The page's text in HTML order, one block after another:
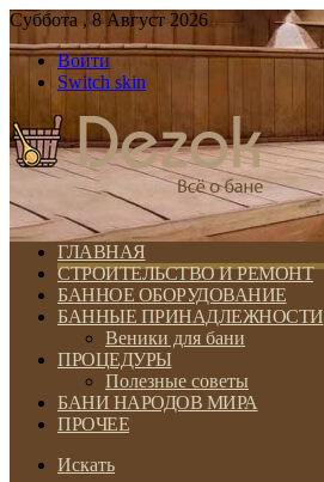
Суббота , 8 Август 2026
Войти
Switch skin
ГЛАВНАЯ
СТРОИТЕЛЬСТВО И РЕМОНТ
БАННОЕ ОБОРУДОВАНИЕ
БАННЫЕ ПРИНАДЛЕЖНОСТИ
Веники для бани
ПРОЦЕДУРЫ
Полезные советы
БАНИ НАРОДОВ МИРА
ПРОЧЕЕ
Искать